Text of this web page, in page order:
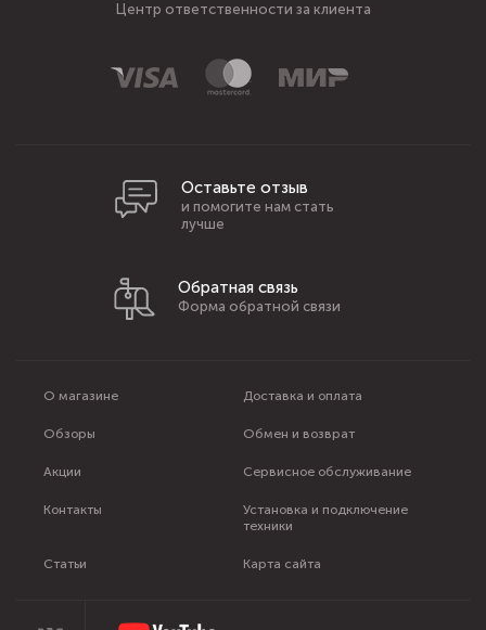
Центр ответственности за клиента
О магазине Доставка и оплата
Обзоры Обмен и возврат
Акции Сервисное обслуживание
Контакты
Установка и подключение
техники
Статьи Карта сайта
Оставьте отзыв
и помогите нам стать
лучше
Обратная связь
Форма обратной связи